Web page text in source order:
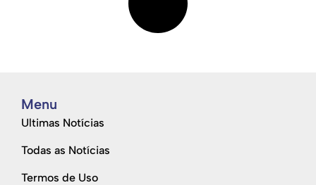
Menu
Ultimas Notícias
Todas as Notícias
Termos de Uso